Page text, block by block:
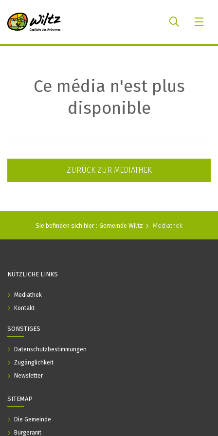
Ce média n'est plus
disponible
ZURÜCK ZUR MEDIATHEK
Sie befinden sich hier : Gemeinde Wiltz Mediathek
SITEMAP
Die Gemeinde
Bürgeramt
NÜTZLICHE LINKS
Mediathek
Kontakt
SONSTIGES
Datenschutzbestimmungen
Zugänglichkeit
Newsletter